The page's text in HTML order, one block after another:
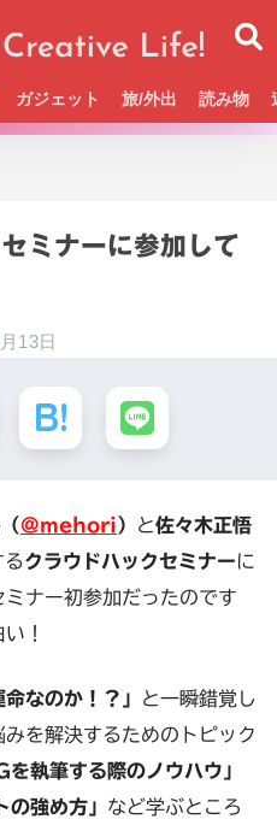
ガジェット 旅/外出 読み物
まとめはこちら
ミナーに参加して
13日
@mehori） と佐々木正悟
るクラウドハックセミナーに
ナー初参加だったのです
！
なのか！？」
と一瞬錯覚し
を解決するためのトピック
執筆する際のノウハウ」
強め方」 など学ぶところ